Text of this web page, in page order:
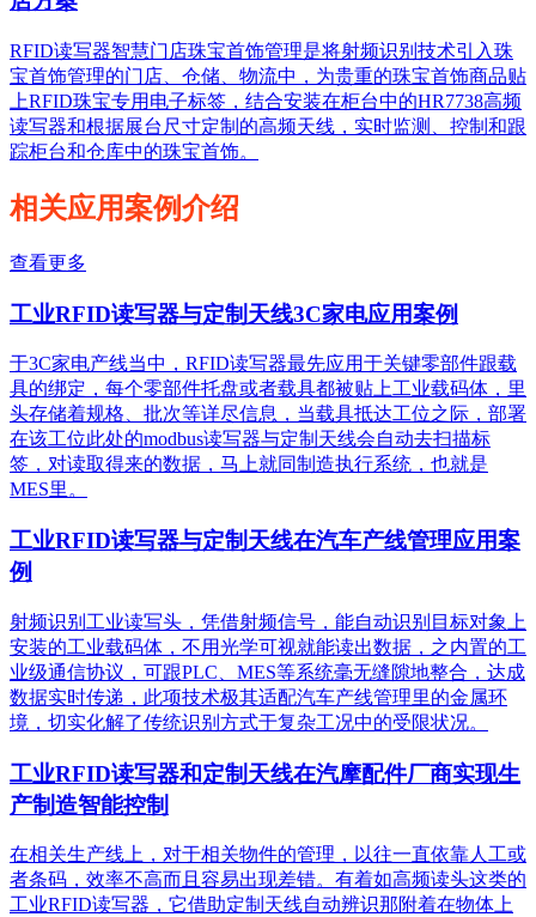
RFID读写器智慧门店珠宝首饰管理是将射频识别技术引入珠
宝首饰管理的门店、仓储、物流中，为贵重的珠宝首饰商品贴
上RFID珠宝专用电子标签，结合安装在柜台中的HR7738高频
读写器和根据展台尺寸定制的高频天线，实时监测、控制和跟
踪柜台和仓库中的珠宝首饰。
相关应用案例介绍
查看更多
工业RFID读写器与定制天线3C家电应用案例
于3C家电产线当中，RFID读写器最先应用于关键零部件跟载
具的绑定，每个零部件托盘或者载具都被贴上工业载码体，里
头存储着规格、批次等详尽信息，当载具抵达工位之际，部署
在该工位此处的modbus读写器与定制天线会自动去扫描标
签，对读取得来的数据，马上就同制造执行系统，也就是
MES里。
工业RFID读写器与定制天线在汽车产线管理应用案
例
射频识别工业读写头，凭借射频信号，能自动识别目标对象上
安装的工业载码体，不用光学可视就能读出数据，之内置的工
业级通信协议，可跟PLC、MES等系统毫无缝隙地整合，达成
数据实时传递，此项技术极其适配汽车产线管理里的金属环
境，切实化解了传统识别方式于复杂工况中的受限状况。
工业RFID读写器和定制天线在汽摩配件厂商实现生
产制造智能控制
在相关生产线上，对于相关物件的管理，以往一直依靠人工或
者条码，效率不高而且容易出现差错。有着如高频读头这类的
工业RFID读写器，它借助定制天线自动辨识那附着在物体上